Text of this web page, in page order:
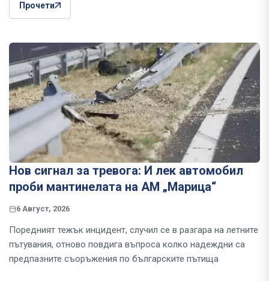
Прочети
Нов сигнал за тревога: И лек автомобил
проби мантинелата на АМ „Марица“
6 Август, 2026
Поредният тежък инцидент, случил се в разгара на летните
пътувания, отново повдига въпроса колко надеждни са
предпазните съоръжения по българските пътища